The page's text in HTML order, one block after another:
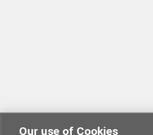
Our use of Cookies